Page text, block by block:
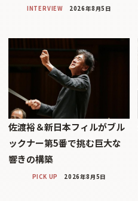
INTERVIEW 2026年8月5日
佐渡裕＆新日本フィルがブル
ックナー第5番で挑む巨大な
響きの構築
PICK UP 2026年8月5日